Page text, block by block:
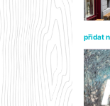
přidat